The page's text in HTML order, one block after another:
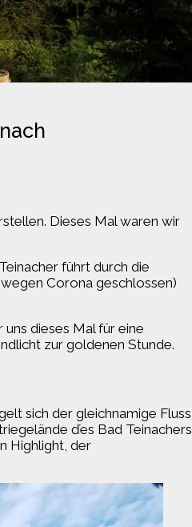
Dieses Mal waren wir
führt durch die
Corona geschlossen)
dieses Mal für eine
zur goldenen Stunde.
sich der gleichnamige Fluss
ďes Bad Teinachers
Highlight, der